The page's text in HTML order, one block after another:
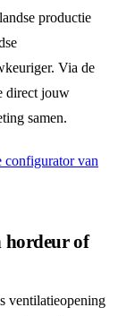
productie
Via de
direct jouw
samen.
configurator van
hordeur of
ventilatieopening